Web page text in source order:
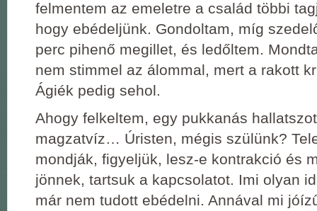
felmentem az emeletre a család többi
hogy ebédeljünk. Gondoltam, míg
perc pihenő megillet, és ledőltem.
nem stimmel az álommal, mert a rakott
Ágiék pedig sehol.
Ahogy felkeltem, egy pukkanás
magzatvíz… Úristen, mégis szülünk?
mondják, figyeljük, lesz-e kontrakció és
jönnek, tartsuk a kapcsolatot. Imi olyan
már nem tudott ebédelni. Annával mi